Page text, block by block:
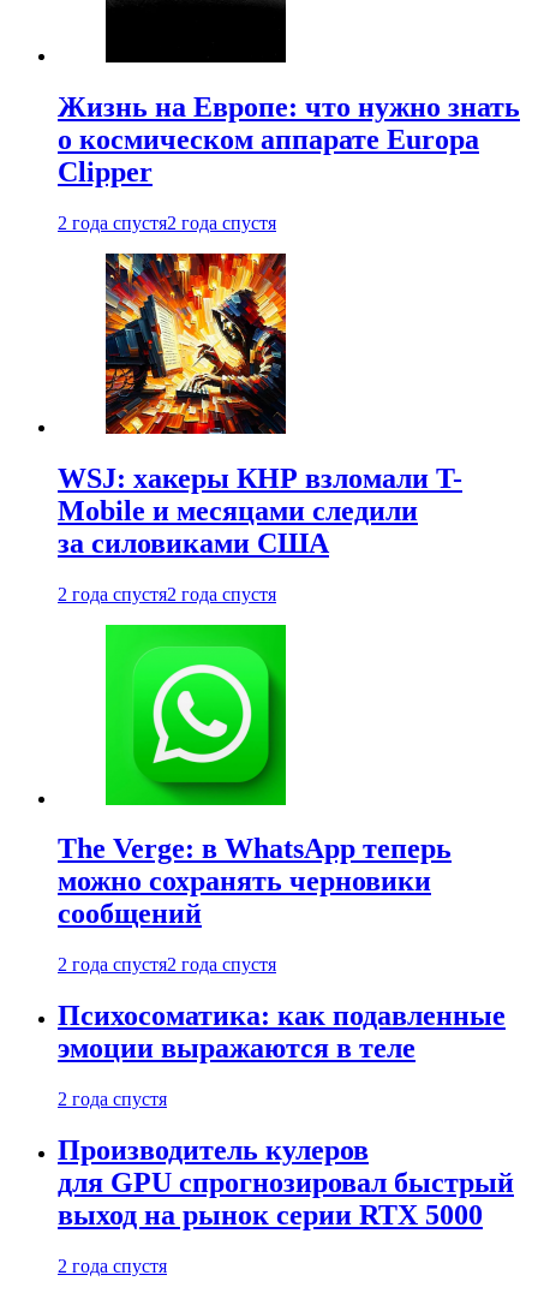
Жизнь на Европе: что нужно знать
о космическом аппарате Europa
Clipper
2 года спустя2 года спустя
WSJ: хакеры КНР взломали T-
Mobile и месяцами следили
за силовиками США
2 года спустя2 года спустя
The Verge: в WhatsApp теперь
можно сохранять черновики
сообщений
2 года спустя2 года спустя
Психосоматика: как подавленные
эмоции выражаются в теле
2 года спустя
Производитель кулеров
для GPU спрогнозировал быстрый
выход на рынок серии RTX 5000
2 года спустя